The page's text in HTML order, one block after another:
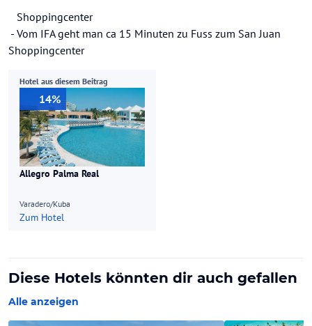
Shoppingcenter
- Vom IFA geht man ca 15 Minuten zu Fuss zum San Juan
Shoppingcenter
Hotel aus diesem Beitrag
14%
Allegro Palma Real
Varadero/Kuba
Zum Hotel